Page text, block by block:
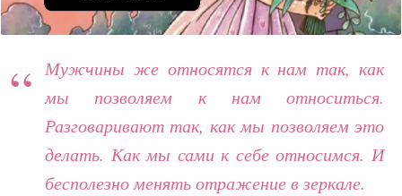
Мужчины же относятся к нам так, как
мы позволяем к нам относиться.
Разговаривают так, как мы позволяем это
делать. Как мы сами к себе относимся. И
бесполезно менять отражение в зеркале.